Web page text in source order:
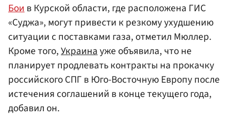
Бои в Курской области, где расположена ГИС
«Суджа», могут привести к резкому ухудшению
ситуации с поставками газа, отметил Мюллер.
Кроме того,Украинауже объявила, что не
планирует продлевать контракты на прокачку
российского СПГ в Юго-Восточную Европу после
истечения соглашений в конце текущего года,
добавил он.